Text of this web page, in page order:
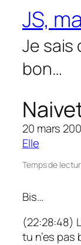
contenu
JS,
Je sais
bon…
20 mars
Elle
Temps de
Bis…
(22:28:48)
tu n’es pas